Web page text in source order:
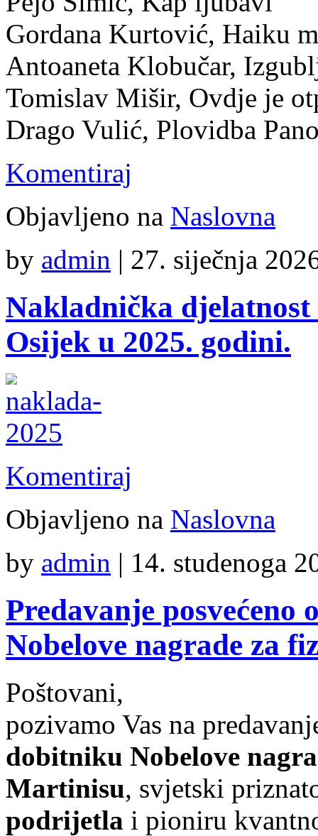
Gordana Kurtović, Haiku
Antoaneta Klobučar,
Tomislav Mišir, Ovdje je
Drago Vulić, Plovidba
Komentiraj
Objavljeno na Naslovna
by admin | 27. siječnja
Nakladnička
Osijek u 2025. godini.
Komentiraj
Objavljeno na Naslovna
by admin | 14. studenoga
Predavanje
Nobelove nagrade za
Poštovani,
pozivamo Vas na
dobitniku Nobelove
Martinisu, svjetski
podrijetla i pioniru